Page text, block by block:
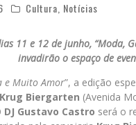
Cultura Notícias
11 e 12 de junho, “Moda,
invadirão o espaço de
e Muito Amor”, a edição
Krug Biergarten (Avenida
DJ Gustavo Castro será o